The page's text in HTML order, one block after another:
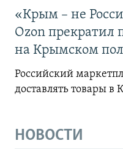
«Крым – не
Ozon прекратил
на Крымском
Российский
доставлять товары
НОВОСТИ